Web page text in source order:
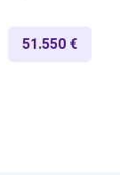
51.550 €